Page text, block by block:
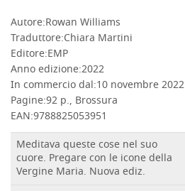
Autore:Rowan Williams
Traduttore:Chiara Martini
Editore:EMP
Anno edizione:2022
In commercio dal:10 novembre 2022
Pagine:92 p., Brossura
EAN:9788825053951
Meditava queste cose nel suo
cuore. Pregare con le icone della
Vergine Maria. Nuova ediz.